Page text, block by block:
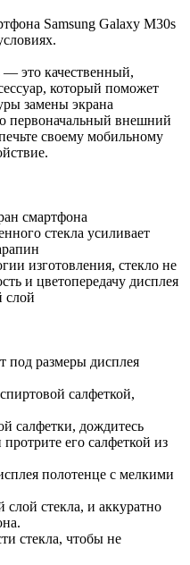
Samsung Galaxy M30s
— это качественный,
который поможет
замены экрана
первоначальный внешний
своему мобильному
смартфона
стекла усиливает
изготовления, стекло не
и цветопередачу дисплея
слой
под размеры дисплея
салфеткой,
салфетки, дождитесь
его салфеткой из
полотенце с мелкими
стекла, и аккуратно
стекла, чтобы не